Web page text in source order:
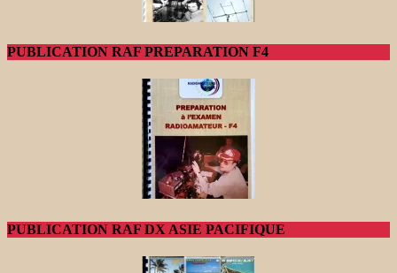
PUBLICATION RAF PREPARATION F4
PUBLICATION RAF DX ASIE PACIFIQUE